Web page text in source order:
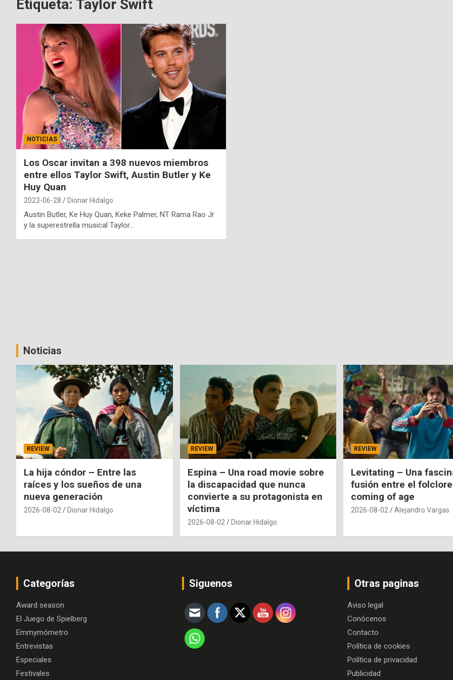
Etiqueta: Taylor Swift
NOTICIAS
Los Oscar invitan a 398 nuevos miembros
entre ellos Taylor Swift, Austin Butler y Ke
Huy Quan
2023-06-28 Dionar Hidalgo
Austin Butler, Ke Huy Quan, Keke Palmer, NT Rama Rao Jr
y la superestrella musical Taylor…
Noticias
REVIEW
La hija cóndor – Entre las
raíces y los sueños de una
nueva generación
2026-08-02 Dionar Hidalgo
REVIEW
Espina – Una road movie sobre
la discapacidad que nunca
convierte a su protagonista en
víctima
2026-08-02 Dionar Hidalgo
REVIEW
Levitating – Una
fusión entre el
coming of age
2026-08-02 Alejandro Vargas
Categorías
Award season
El Juego de Spielberg
Emmymómetro
Entrevistas
Especiales
Festivales
Siguenos Otras paginas
Aviso legal
Conócenos
Contacto
Política de cookies
Política de privacidad
Publicidad